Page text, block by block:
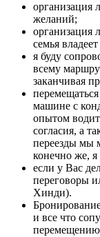
организация
желаний;
организация
семья
я буду
всему
заканчивая
машине с
опытом
согласия, а
переезды мы
конечно же, я
если у Вас
переговоры
Хинди).
и все что